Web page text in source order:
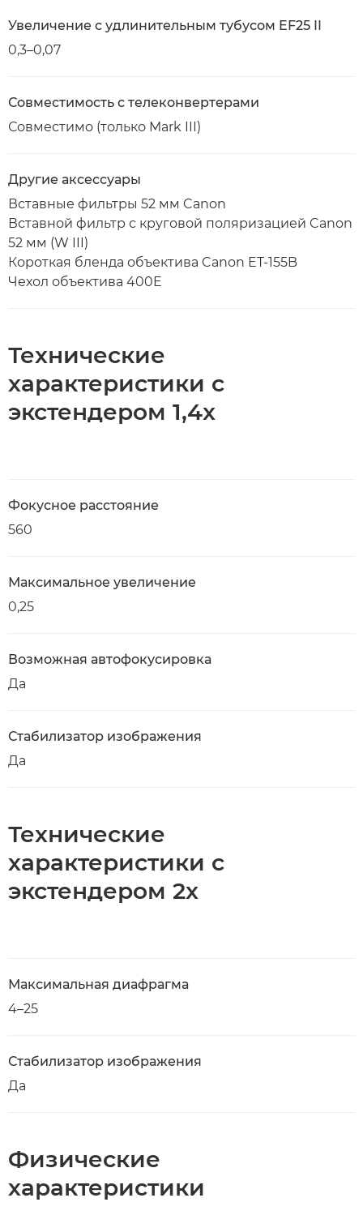
Увеличение с удлинительным тубусом EF25 II
0,3–0,07
Совместимость с телеконвертерами
Совместимо (только Mark III)
Другие аксессуары
Вставные фильтры 52 мм Canon
Вставной фильтр с круговой поляризацией Canon
52 мм (W III)
Короткая бленда объектива Canon ET-155B
Чехол объектива 400E
Технические
характеристики с
экстендером 1,4x
Фокусное расстояние
560
Максимальное увеличение
0,25
Возможная автофокусировка
Да
Стабилизатор изображения
Да
Технические
характеристики с
экстендером 2x
Максимальная диафрагма
4–25
Стабилизатор изображения
Да
Физические
характеристики